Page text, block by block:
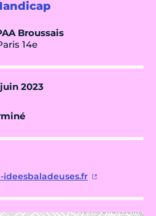
Broussais
14e
2023